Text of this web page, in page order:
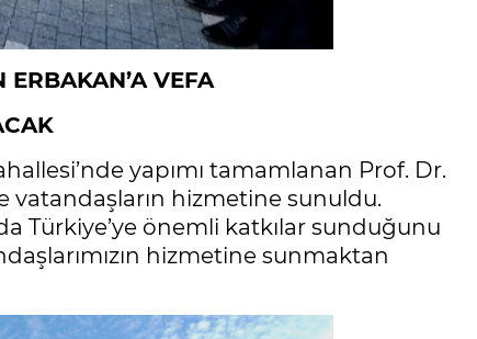
ERBAKAN’A VEFA
yapımı tamamlanan Prof. Dr.
vatandaşların hizmetine sunuldu.
Türkiye’ye önemli katkılar sunduğunu
hizmetine sunmaktan